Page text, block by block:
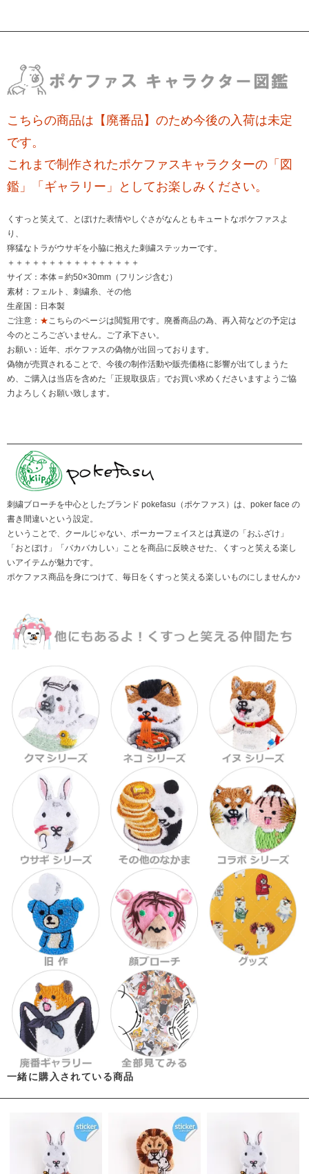
こちらの商品は【廃番品】のため今後の入荷は未定
です。
これまで制作されたポケファスキャラクターの「図
鑑」「ギャラリー」としてお楽しみください。
くすっと笑えて、とぼけた表情やしぐさがなんともキュートなポケファスよ
り、
獰猛なトラがウサギを小脇に抱えた刺繍ステッカーです。
＋＋＋＋＋＋＋＋＋＋＋＋＋＋＋＋
サイズ：本体＝約50×30mm（フリンジ含む）
素材：フェルト、刺繍糸、その他
生産国：日本製
ご注意： ★こちらのページは閲覧用です。廃番商品の為、再入荷などの予定は
今のところございません。ご了承下さい。
お願い：近年、ポケファスの偽物が出回っております。
偽物が売買されることで、今後の制作活動や販売価格に影響が出てしまうた
め、ご購入は当店を含めた「正規取扱店」でお買い求めくださいますようご協
力よろしくお願い致します。
刺繍ブローチを中心としたブランド pokefasu（ポケファス）は、poker face の
書き間違いという設定。
ということで、クールじゃない、ポーカーフェイスとは真逆の「おふざけ」
「おとぼけ」「バカバカしい」ことを商品に反映させた、くすっと笑える楽し
いアイテムが魅力です。
ポケファス商品を身につけて、毎日をくすっと笑える楽しいものにしませんか♪
一緒に購入されている商品